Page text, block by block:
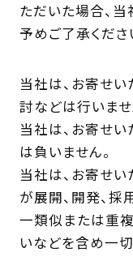
ただいた場合、
予めご了承くださ
当社は、お寄せ
討などは行いませ
当社は、お寄せ
は負いません。
当社は、お寄せ
が展開、開発、
一類似または重
いなどを含め一